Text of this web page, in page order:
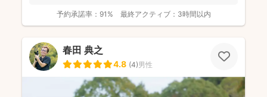
予約承諾率： 91% 最終アクティブ： 3時間以内
春田 典之
4.8 (4)男性